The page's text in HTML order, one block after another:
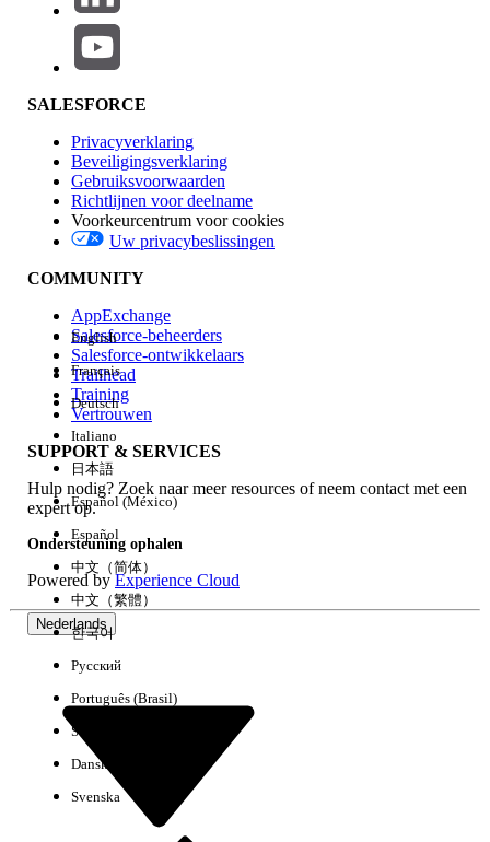
SALESFORCE
Privacyverklaring
Beveiligingsverklaring
Gebruiksvoorwaarden
Richtlijnen voor deelname
Voorkeurcentrum voor cookies
Uw privacybeslissingen
COMMUNITY
AppExchange
Salesforce-beheerders
Salesforce-ontwikkelaars
Trailhead
Training
Vertrouwen
SUPPORT & SERVICES
Hulp nodig? Zoek naar meer resources of neem contact met een
expert op.
Ondersteuning ophalen
Powered byExperience Cloud
Nederlands
English
Français
Deutsch
Italiano
日本語
Español (México)
Español
中文（简体）
中文（繁體）
한국어
Русский
Português (Brasil)
Suomi
Dansk
Svenska